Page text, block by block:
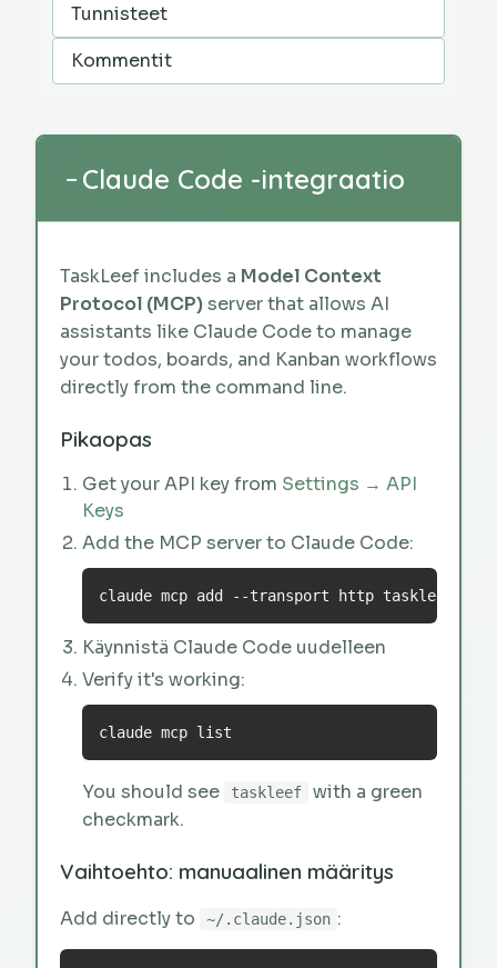
Tunnisteet
Kommentit
− Claude Code -integraatio
TaskLeef includes a Model Context
Protocol (MCP)server that allows AI
assistants like Claude Code to manage
your todos, boards, and Kanban workflows
directly from the command line.
Pikaopas
Get your API key from Settings → API
Keys
Add the MCP server to Claude Code:
claude mcp add --transport http taskleef
Käynnistä Claude Code uudelleen
Verify it's working:
claude mcp list
You should see taskleef
with a green
checkmark.
Vaihtoehto: manuaalinen määritys
Add directly to ~/.claude.json :